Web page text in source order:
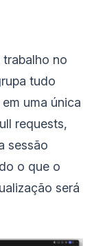
no
tudo
uma única
requests,
sessão
o que o
será